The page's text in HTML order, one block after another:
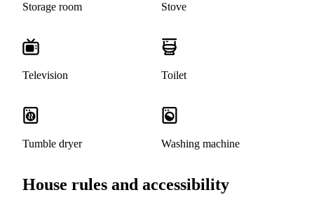
Storage room Stove
Television Toilet
Tumble dryer Washing machine
House rules and accessibility